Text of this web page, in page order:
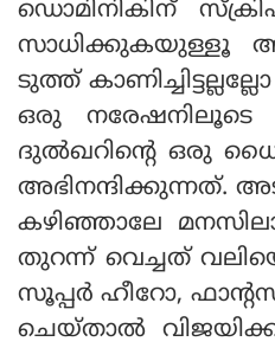
ഡൊമിനികിന്
സാധിക്കുകയുള്ളൂ
ടുത്ത്
ഒരു നരേഷനിലൂടെ
ദുൽഖറിന്റെ ഒരു
അഭിനന്ദിക്കുന്നത്.
കഴിഞ്ഞാലേ
തുറന്ന് വെച്ചത്
സൂപ്പർ ഹീറോ,
ചെയ്‌താൽ